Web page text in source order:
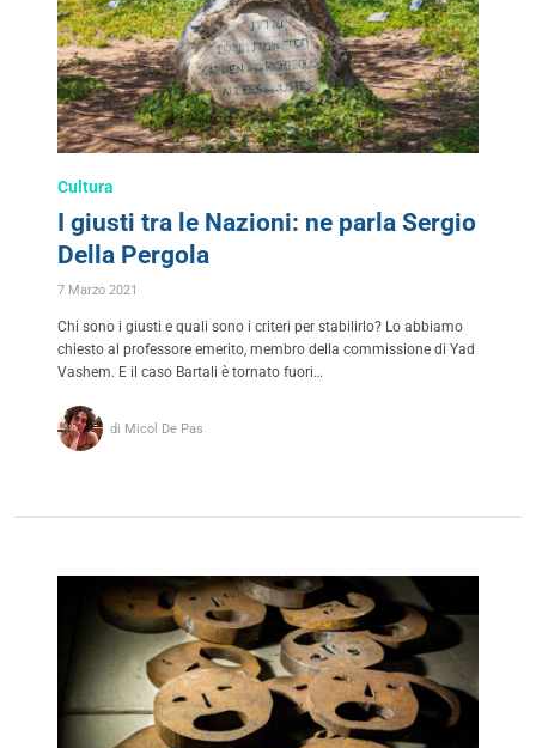
Cultura
I giusti tra le Nazioni: ne parla Sergio
Della Pergola
7 Marzo 2021
Chi sono i giusti e quali sono i criteri per stabilirlo? Lo abbiamo
chiesto al professore emerito, membro della commissione di Yad
Vashem. E il caso Bartali è tornato fuori…
di Micol De Pas